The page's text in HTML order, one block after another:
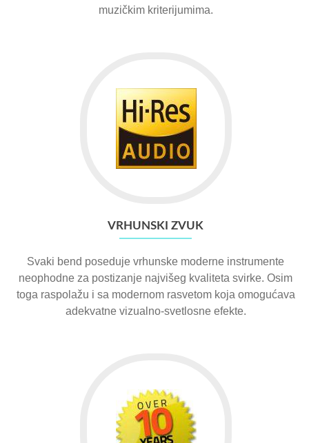
muzičkim kriterijumima.
VRHUNSKI ZVUK
Svaki bend poseduje vrhunske moderne instrumente
neophodne za postizanje najvišeg kvaliteta svirke. Osim
toga raspolažu i sa modernom rasvetom koja omogućava
adekvatne vizualno-svetlosne efekte.